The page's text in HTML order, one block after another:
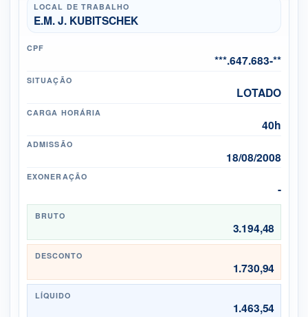
LOCAL DE TRABALHO
E.M. J. KUBITSCHEK
CPF
***.647.683-**
SITUAÇÃO
LOTADO
CARGA HORÁRIA
40h
ADMISSÃO
18/08/2008
EXONERAÇÃO
-
BRUTO
3.194,48
DESCONTO
1.730,94
LÍQUIDO
1.463,54